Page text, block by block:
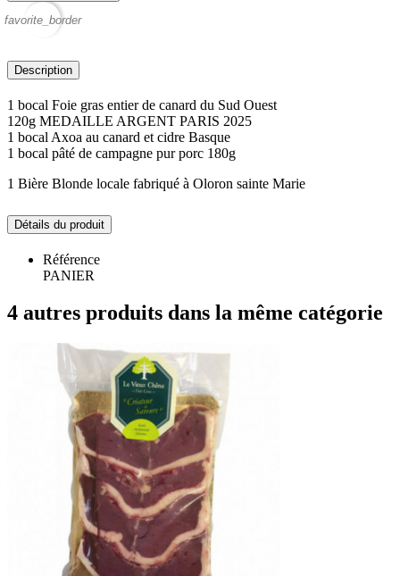
favorite_border
Description
1 bocal Foie gras entier de canard du Sud Ouest
120g MEDAILLE ARGENT PARIS 2025
1 bocal Axoa au canard et cidre Basque
1 bocal pâté de campagne pur porc 180g
1 Bière Blonde locale fabriqué à Oloron sainte Marie
Détails du produit
Référence
PANIER
4 autres produits dans la même catégorie